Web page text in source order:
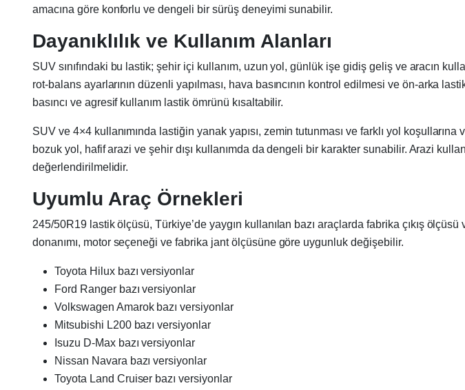
amacına göre konforlu ve dengeli bir sürüş deneyimi sunabilir.
Dayanıklılık ve Kullanım Alanları
SUV sınıfındaki bu lastik; şehir içi kullanım, uzun yol, günlük işe gidiş geliş ve aracın
rot-balans ayarlarının düzenli yapılması, hava basıncının kontrol edilmesi ve ön-arka
basıncı ve agresif kullanım lastik ömrünü kısaltabilir.
SUV ve 4×4 kullanımında lastiğin yanak yapısı, zemin tutunması ve farklı yol
bozuk yol, hafif arazi ve şehir dışı kullanımda da dengeli bir karakter sunabilir. Arazi
değerlendirilmelidir.
Uyumlu Araç Örnekleri
245/50R19 lastik ölçüsü, Türkiye’de yaygın kullanılan bazı araçlarda fabrika çıkış
donanımı, motor seçeneği ve fabrika jant ölçüsüne göre uygunluk değişebilir.
Toyota Hilux bazı versiyonlar
Ford Ranger bazı versiyonlar
Volkswagen Amarok bazı versiyonlar
Mitsubishi L200 bazı versiyonlar
Isuzu D-Max bazı versiyonlar
Nissan Navara bazı versiyonlar
Toyota Land Cruiser bazı versiyonlar